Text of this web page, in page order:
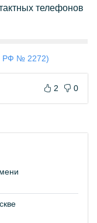
телефонов
РФ № 2272)
2 0